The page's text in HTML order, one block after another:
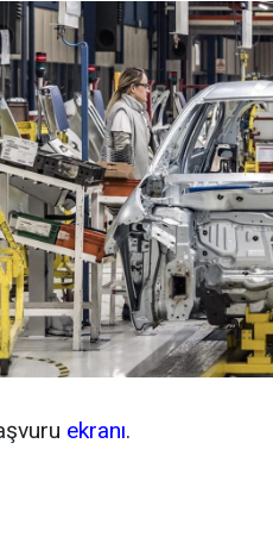
ekranı.